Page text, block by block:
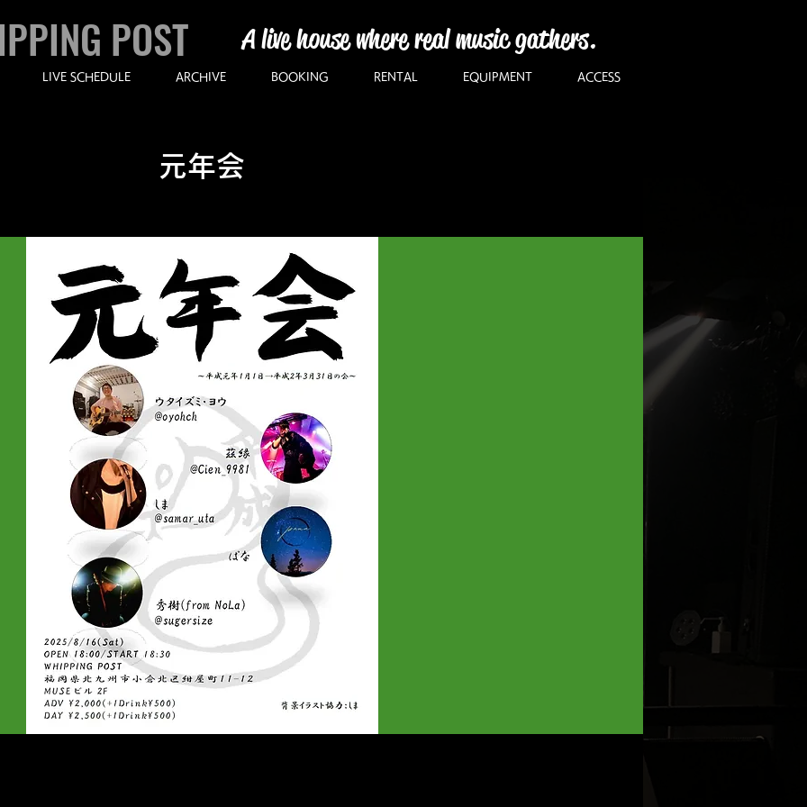
POST A live house where real music gathers.
LIVE SCHEDULE ARCHIVE BOOKING RENTAL EQUIPMENT ACCESS
元年会